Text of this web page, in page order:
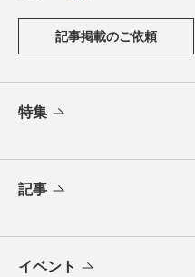
記事掲載のご依頼
特集
記事
イベント